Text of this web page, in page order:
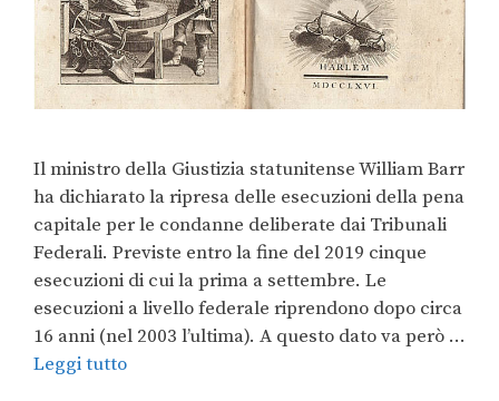
Il ministro della Giustizia statunitense William Barr
ha dichiarato la ripresa delle esecuzioni della pena
capitale per le condanne deliberate dai Tribunali
Federali. Previste entro la fine del 2019 cinque
esecuzioni di cui la prima a settembre. Le
esecuzioni a livello federale riprendono dopo circa
16 anni (nel 2003 l’ultima). A questo dato va però …
Leggi tutto